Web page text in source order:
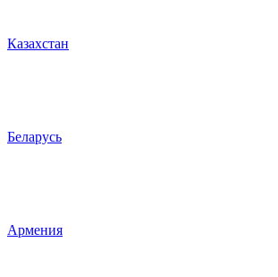
Казахстан
Беларусь
Армения